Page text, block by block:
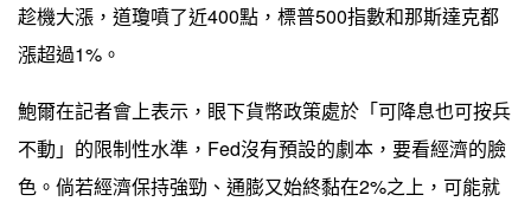
趁機大漲，道瓊噴了近400點，標普500指數和那斯達克都
漲超過1%。
鮑爾在記者會上表示，眼下貨幣政策處於「可降息也可按兵
不動」的限制性水準，Fed沒有預設的劇本，要看經濟的臉
色。倘若經濟保持強勁、通膨又始終黏在2%之上，可能就